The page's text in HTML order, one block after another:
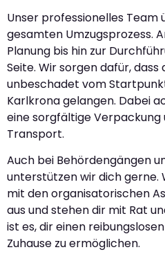
Unser professionelles
gesamten Umzugsprozess.
Planung bis hin zur
Seite. Wir sorgen dafür,
unbeschadet vom
Karlkrona gelangen. Dabei
eine sorgfältige Verpackung
Transport.
Auch bei Behördengängen
unterstützen wir dich gerne.
mit den organisatorischen
aus und stehen dir mit Rat
ist es, dir einen
Zuhause zu ermöglichen.